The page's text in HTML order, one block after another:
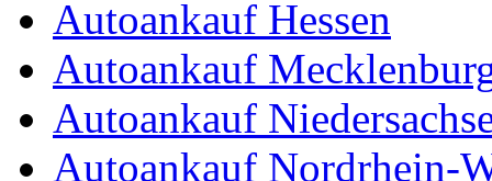
Autoankauf Hessen
Autoankauf
Autoankauf
Autoankauf Nordrhein-